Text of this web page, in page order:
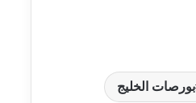
بورصات الخليج